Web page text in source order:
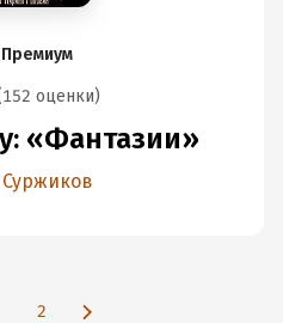
Премиум
152 оценки)
«Фантазии»
2